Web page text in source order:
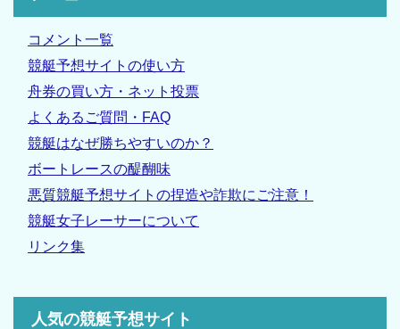
コメント一覧
競艇予想サイトの使い方
舟券の買い方・ネット投票
よくあるご質問・FAQ
競艇はなぜ勝ちやすいのか？
ボートレースの醍醐味
悪質競艇予想サイトの捏造や詐欺にご注意！
競艇女子レーサーについて
リンク集
人気の競艇予想サイト